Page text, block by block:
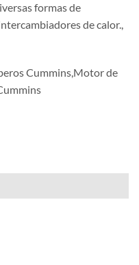
formas de
de calor.,
Cummins,Motor de